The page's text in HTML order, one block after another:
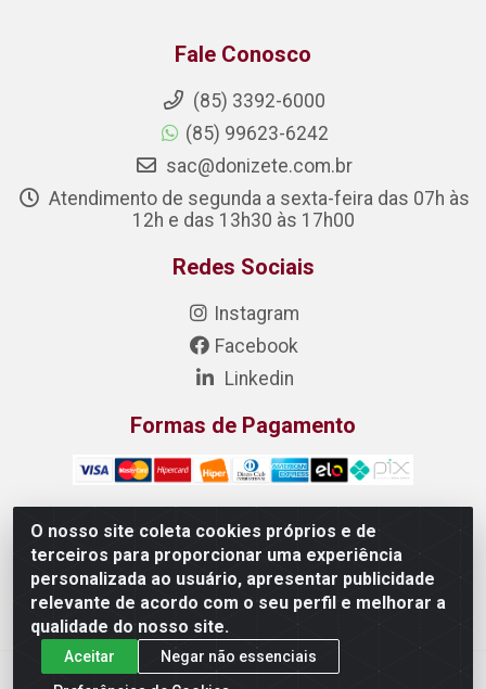
O nosso site coleta cookies próprios e de
terceiros para proporcionar uma experiência
personalizada ao usuário, apresentar publicidade
relevante de acordo com o seu perfil e melhorar a
qualidade do nosso site.
Aceitar
Negar não essenciais
Fale Conosco
(85) 3392-6000
(85) 99623-6242
sac@donizete.com.br
Atendimento de segunda a sexta-feira das 07h às
12h e das 13h30 às 17h00
Redes Sociais
Instagram
Facebook
Linkedin
Formas de Pagamento
DONIZETE DISTRIBUIDORA DE ALIMENTOS S/A - Rua
Raimundo Matias, 377 - Pedras, Itaitinga/CE - CEP 61.887-
880 - CNPJ 23.577.851/0001-05